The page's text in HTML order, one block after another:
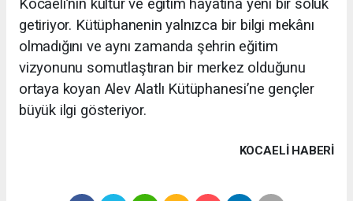
Kocaeli’nin kültür ve eğitim hayatına yeni bir soluk
getiriyor. Kütüphanenin yalnızca bir bilgi mekânı
olmadığını ve aynı zamanda şehrin eğitim
vizyonunu somutlaştıran bir merkez olduğunu
ortaya koyan Alev Alatlı Kütüphanesi’ne gençler
büyük ilgi gösteriyor.
KOCAELI HABERİ